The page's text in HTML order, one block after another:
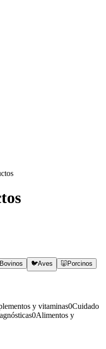
Bovinos 🐦Aves 🐷 Porcinos
y vitaminas0Cuidado
0Alimentos y